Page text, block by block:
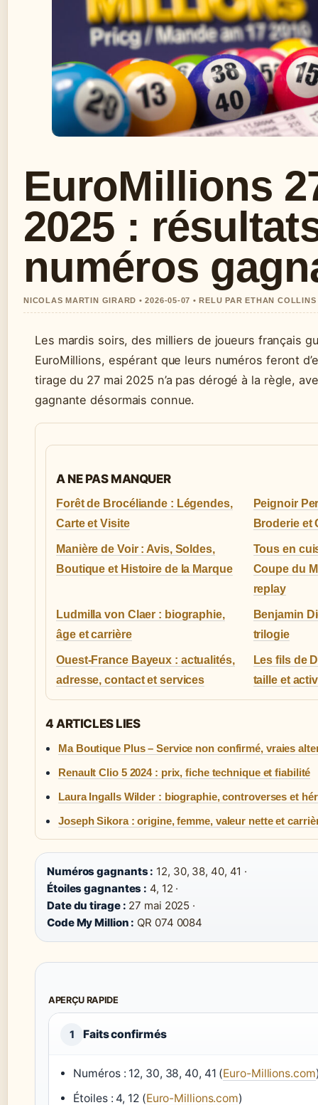
EuroMillions
2025 :
numéros
NICOLAS MARTIN GIRARD • 2026-05-07 • RELU PAR ETHAN COLLINS
Les mardis soirs, des milliers de joueurs français
EuroMillions, espérant que leurs numéros feront
tirage du 27 mai 2025 n’a pas dérogé à la règle,
gagnante désormais connue.
A NE PAS MANQUER
Forêt de Brocéliande : Légendes,
Carte et Visite
Peignoir
Broderie et
Manière de Voir : Avis, Soldes,
Boutique et Histoire de la Marque
Tous en
Coupe du
replay
Ludmilla von Claer : biographie,
âge et carrière
Benjamin
trilogie
Ouest-France Bayeux : actualités,
adresse, contact et services
Les fils de
taille et
4 ARTICLES LIES
Ma Boutique Plus – Service non confirmé, vraies
Renault Clio 5 2024 : prix, fiche technique et fiabilité
Laura Ingalls Wilder : biographie, controverses et
Joseph Sikora : origine, femme, valeur nette et
Numéros gagnants : 12, 30, 38, 40, 41 ·
Étoiles gagnantes : 4, 12 ·
Date du tirage : 27 mai 2025 ·
Code My Million : QR 074 0084
APERÇU RAPIDE
1 Faits confirmés
Numéros : 12, 30, 38, 40, 41 (Euro-Millions.com
Étoiles : 4, 12 (Euro-Millions.com)